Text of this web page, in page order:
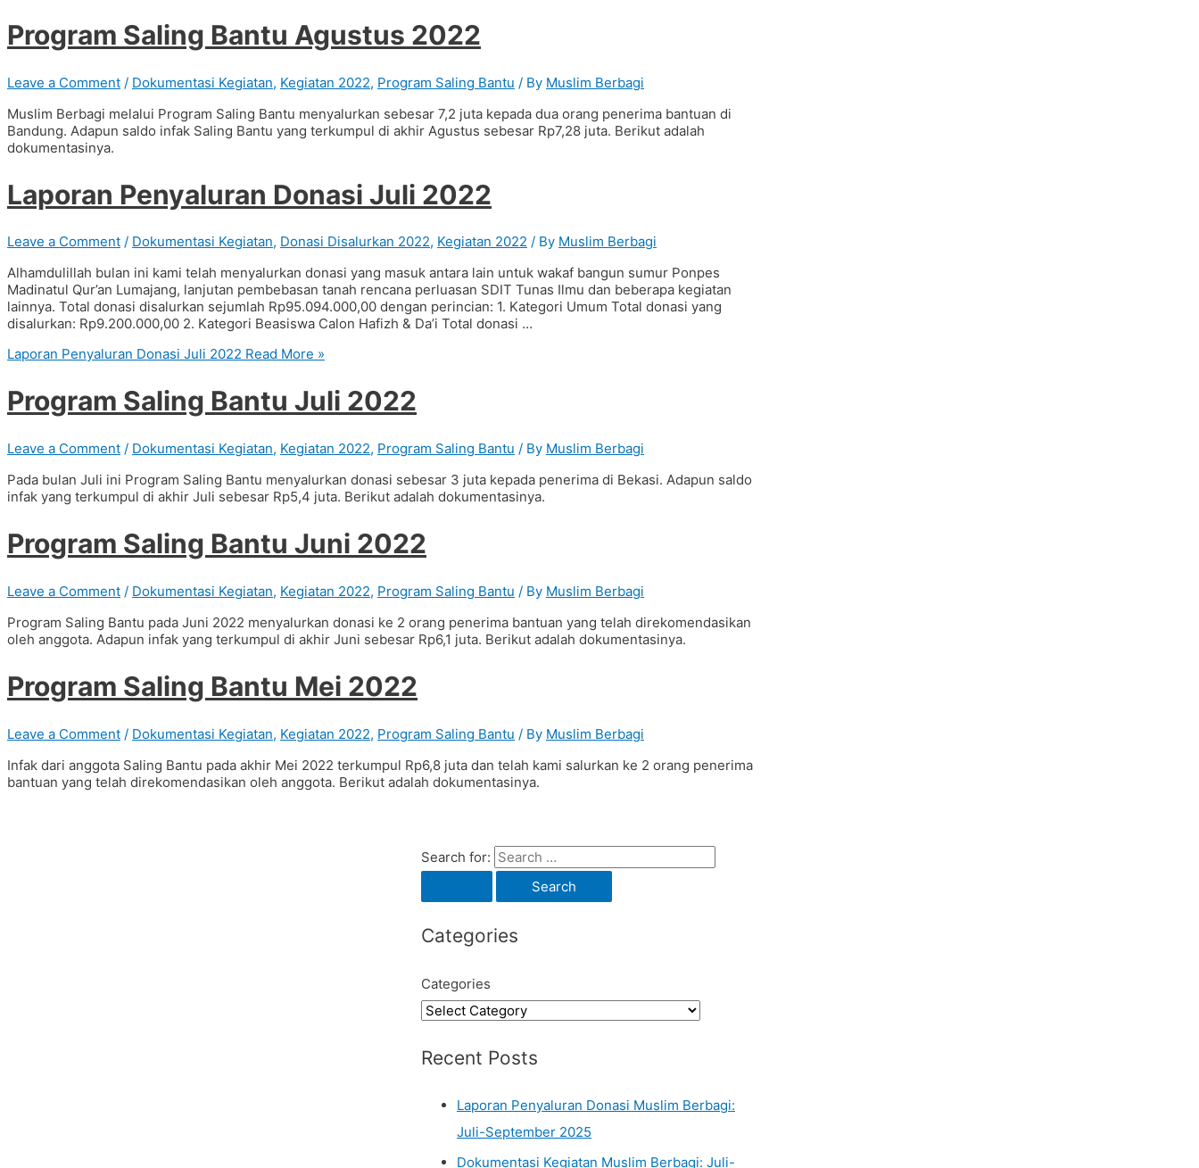
Program Saling Bantu Agustus 2022
Leave a Comment / Dokumentasi Kegiatan, Kegiatan 2022, Program Saling Bantu / By Muslim Berbagi
Muslim Berbagi melalui Program Saling Bantu menyalurkan sebesar 7,2 juta kepada dua orang penerima bantuan di
Bandung. Adapun saldo infak Saling Bantu yang terkumpul di akhir Agustus sebesar Rp7,28 juta. Berikut adalah
dokumentasinya.
Laporan Penyaluran Donasi Juli 2022
Leave a Comment / Dokumentasi Kegiatan, Donasi Disalurkan 2022, Kegiatan 2022 / By Muslim Berbagi
Alhamdulillah bulan ini kami telah menyalurkan donasi yang masuk antara lain untuk wakaf bangun sumur Ponpes
Madinatul Qur’an Lumajang, lanjutan pembebasan tanah rencana perluasan SDIT Tunas Ilmu dan beberapa kegiatan
lainnya. Total donasi disalurkan sejumlah Rp95.094.000,00 dengan perincian: 1. Kategori Umum Total donasi yang
disalurkan: Rp9.200.000,00 2. Kategori Beasiswa Calon Hafizh & Da’i Total donasi …
Laporan Penyaluran Donasi Juli 2022 Read More »
Program Saling Bantu Juli 2022
Leave a Comment / Dokumentasi Kegiatan, Kegiatan 2022, Program Saling Bantu / By Muslim Berbagi
Pada bulan Juli ini Program Saling Bantu menyalurkan donasi sebesar 3 juta kepada penerima di Bekasi. Adapun saldo
infak yang terkumpul di akhir Juli sebesar Rp5,4 juta. Berikut adalah dokumentasinya.
Program Saling Bantu Juni 2022
Leave a Comment / Dokumentasi Kegiatan, Kegiatan 2022, Program Saling Bantu / By Muslim Berbagi
Program Saling Bantu pada Juni 2022 menyalurkan donasi ke 2 orang penerima bantuan yang telah direkomendasikan
oleh anggota. Adapun infak yang terkumpul di akhir Juni sebesar Rp6,1 juta. Berikut adalah dokumentasinya.
Program Saling Bantu Mei 2022
Leave a Comment / Dokumentasi Kegiatan, Kegiatan 2022, Program Saling Bantu / By Muslim Berbagi
Infak dari anggota Saling Bantu pada akhir Mei 2022 terkumpul Rp6,8 juta dan telah kami salurkan ke 2 orang penerima
bantuan yang telah direkomendasikan oleh anggota. Berikut adalah dokumentasinya.
Search for:
Categories
Categories
Recent Posts
Laporan Penyaluran Donasi Muslim Berbagi:
Juli-September 2025
Dokumentasi Kegiatan Muslim Berbagi: Juli-